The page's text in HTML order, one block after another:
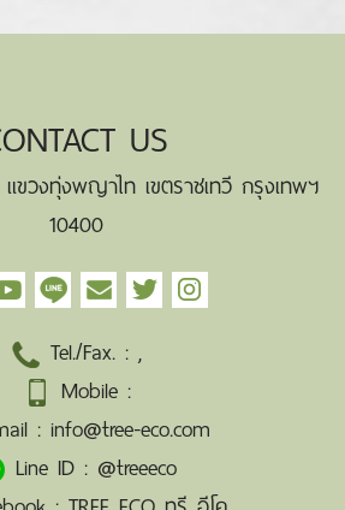
US
วงทุ่งพญาไท เขตราชเทวี กรุงเทพฯ
10400
Tel./Fax. :,
Mobile :
: info@tree-eco.com
Line ID : @treeeco